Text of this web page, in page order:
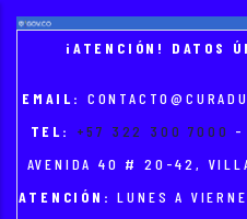
Skip
¡ATENCIÓN! DATOS
EMAIL:
TEL:
+57 322 300 7000 -
AVENIDA 40 # 20-42,
ATENCIÓN: LUNES A